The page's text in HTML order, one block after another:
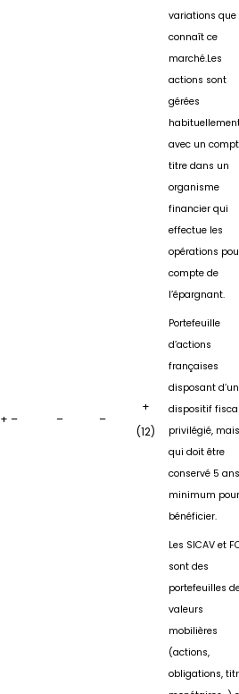
variations que
connaît ce
marché.Les
actions sont
gérées
avec un
titre dans un
organisme
financier qui
effectue les
opérations
compte de
l’épargnant.
+ – – –
+
(12)
Portefeuille
d’actions
françaises
disposant d’un
dispositif
privilégié, mais
qui doit être
conservé 5 ans
minimum
bénéficier.
Les SICAV et
sont des
portefeuilles
valeurs
mobilières
(actions,
obligations,